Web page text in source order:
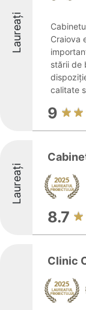
Laureați
Craiova
stării de
calitate
9
Laureați
8.7
Clinic